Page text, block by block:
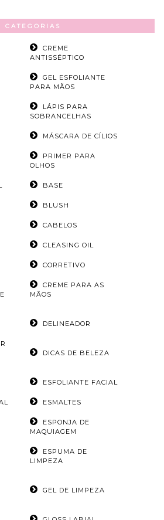
CATEGORIAS
CREME
ANTISSÉPTICO
GEL ESFOLIANTE
PARA MÃOS
LÁPIS PARA
SOBRANCELHAS
MÁSCARA DE CÍLIOS
PRIMER PARA
OLHOS
BASE
BLUSH
CABELOS
CLEASING OIL
CORRETIVO
CREME PARA AS
MÃOS
DELINEADOR
DICAS DE BELEZA
ESFOLIANTE FACIAL
ESMALTES
ESPONJA DE
MAQUIAGEM
ESPUMA DE
LIMPEZA
GEL DE LIMPEZA